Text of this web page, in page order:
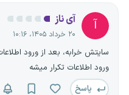
آ آی ناز
۲۰ خرداد ۱۴۰۵، ۱۰:۱۶
سایتش خرابه، بعد از ورود
ورود اطلاعات تکرار میشه
پاسخ